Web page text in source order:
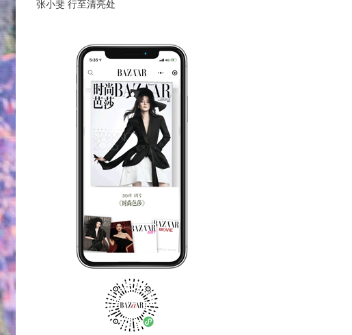
张小斐 行至清亮处